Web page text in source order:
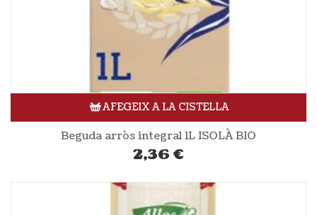
AFEGEIX A LA CISTELLA
Beguda arròs integral 1L ISOLÀ BIO
2,36 €